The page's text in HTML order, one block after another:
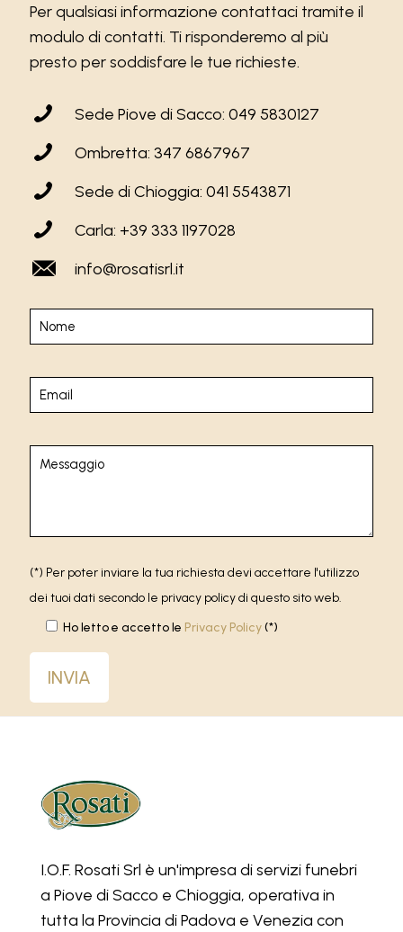
Per qualsiasi informazione contattaci tramite il
modulo di contatti. Ti risponderemo al più
presto per soddisfare le tue richieste.
Sede Piove di Sacco: 049 5830127
Ombretta: 347 6867967
Sede di Chioggia: 041 5543871
Carla: +39 333 1197028
info@rosatisrl.it
(*) Per poter inviare la tua richiesta devi accettare l'utilizzo
dei tuoi dati secondo le privacy policy di questo sito web.
Ho letto e accetto le Privacy Policy(*)
I.O.F. Rosati Srl è un'impresa di servizi funebri
a Piove di Sacco e Chioggia, operativa in
tutta la Provincia di Padova e Venezia con